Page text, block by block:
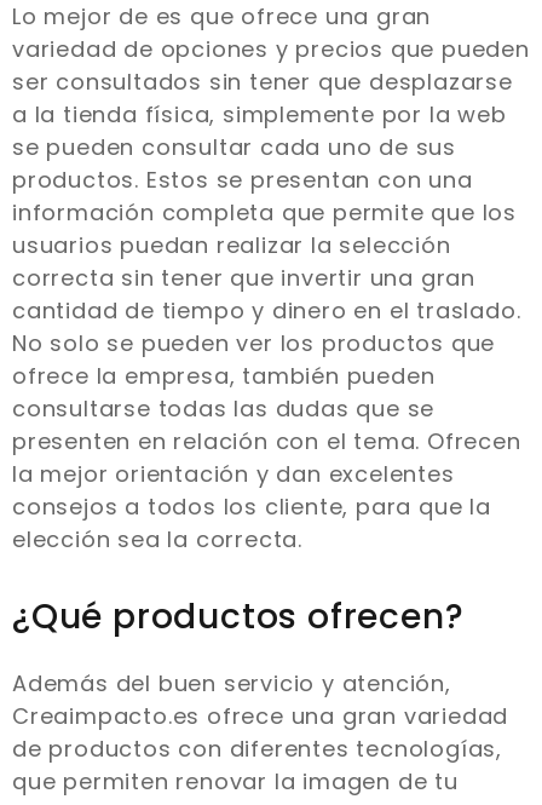
Lo mejor de es que ofrece una gran
variedad de opciones y precios que pueden
ser consultados sin tener que desplazarse
a la tienda física, simplemente por la web
se pueden consultar cada uno de sus
productos. Estos se presentan con una
información completa que permite que los
usuarios puedan realizar la selección
correcta sin tener que invertir una gran
cantidad de tiempo y dinero en el traslado.
No solo se pueden ver los productos que
ofrece la empresa, también pueden
consultarse todas las dudas que se
presenten en relación con el tema. Ofrecen
la mejor orientación y dan excelentes
consejos a todos los cliente, para que la
elección sea la correcta.
¿Qué productos ofrecen?
Además del buen servicio y atención,
Creaimpacto.es ofrece una gran variedad
de productos con diferentes tecnologías,
que permiten renovar la imagen de tu